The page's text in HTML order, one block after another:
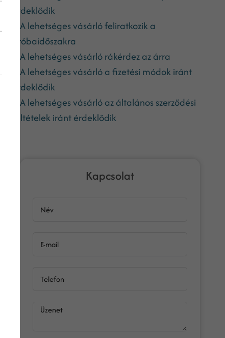
érdeklődik
A lehetséges vásárló feliratkozik a
próbaidőszakra
A lehetséges vásárló rákérdez az árra
A lehetséges vásárló a fizetési módok iránt
érdeklődik
A lehetséges vásárló az általános szerződési
feltételek iránt érdeklődik
Kapcsolat
Név
E-mail
Telefon
Üzenet